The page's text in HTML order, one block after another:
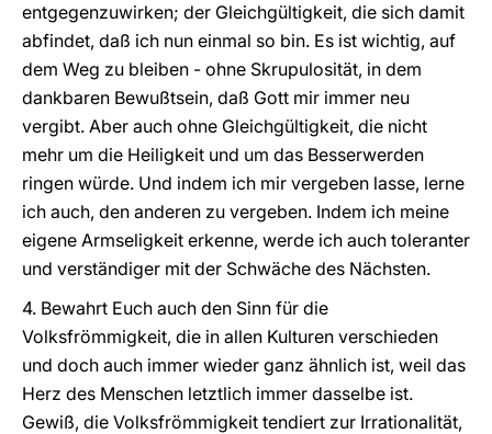
entgegenzuwirken; der Gleichgültigkeit, die sich damit
abfindet, daß ich nun einmal so bin. Es ist wichtig, auf
dem Weg zu bleiben - ohne Skrupulosität, in dem
dankbaren Bewußtsein, daß Gott mir immer neu
vergibt. Aber auch ohne Gleichgültigkeit, die nicht
mehr um die Heiligkeit und um das Besserwerden
ringen würde. Und indem ich mir vergeben lasse, lerne
ich auch, den anderen zu vergeben. Indem ich meine
eigene Armseligkeit erkenne, werde ich auch toleranter
und verständiger mit der Schwäche des Nächsten.
4. Bewahrt Euch auch den Sinn für die
Volksfrömmigkeit, die in allen Kulturen verschieden
und doch auch immer wieder ganz ähnlich ist, weil das
Herz des Menschen letztlich immer dasselbe ist.
Gewiß, die Volksfrömmigkeit tendiert zur Irrationalität,